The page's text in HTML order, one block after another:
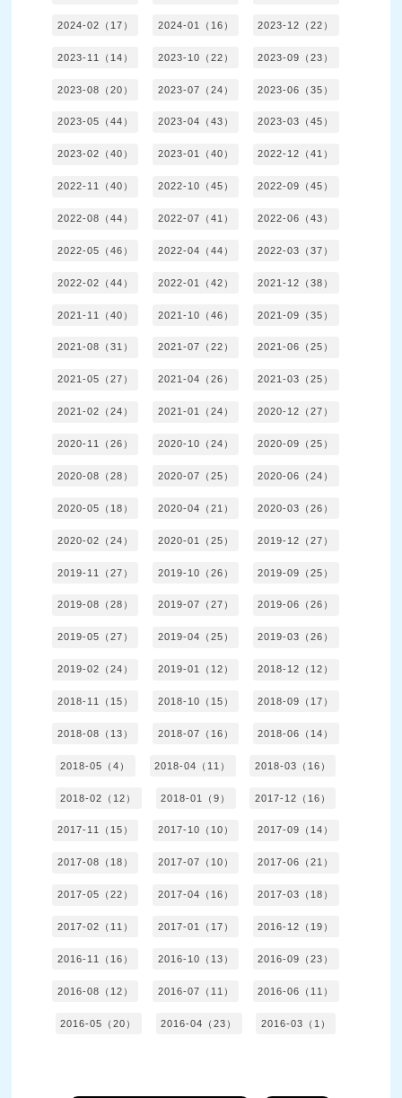
2024-02（17） 2024-01（16） 2023-12（22）
2023-11（14） 2023-10（22） 2023-09（23）
2023-08（20） 2023-07（24） 2023-06（35）
2023-05（44） 2023-04（43） 2023-03（45）
2023-02（40） 2023-01（40） 2022-12（41）
2022-11（40） 2022-10（45） 2022-09（45）
2022-08（44） 2022-07（41） 2022-06（43）
2022-05（46） 2022-04（44） 2022-03（37）
2022-02（44） 2022-01（42） 2021-12（38）
2021-11（40） 2021-10（46） 2021-09（35）
2021-08（31） 2021-07（22） 2021-06（25）
2021-05（27） 2021-04（26） 2021-03（25）
2021-02（24） 2021-01（24） 2020-12（27）
2020-11（26） 2020-10（24） 2020-09（25）
2020-08（28） 2020-07（25） 2020-06（24）
2020-05（18） 2020-04（21） 2020-03（26）
2020-02（24） 2020-01（25） 2019-12（27）
2019-11（27） 2019-10（26） 2019-09（25）
2019-08（28） 2019-07（27） 2019-06（26）
2019-05（27） 2019-04（25） 2019-03（26）
2019-02（24） 2019-01（12） 2018-12（12）
2018-11（15） 2018-10（15） 2018-09（17）
2018-08（13） 2018-07（16） 2018-06（14）
2018-05（4） 2018-04（11） 2018-03（16）
2018-02（12） 2018-01（9） 2017-12（16）
2017-11（15） 2017-10（10） 2017-09（14）
2017-08（18） 2017-07（10） 2017-06（21）
2017-05（22） 2017-04（16） 2017-03（18）
2017-02（11） 2017-01（17） 2016-12（19）
2016-11（16） 2016-10（13） 2016-09（23）
2016-08（12） 2016-07（11） 2016-06（11）
2016-05（20） 2016-04（23） 2016-03（1）